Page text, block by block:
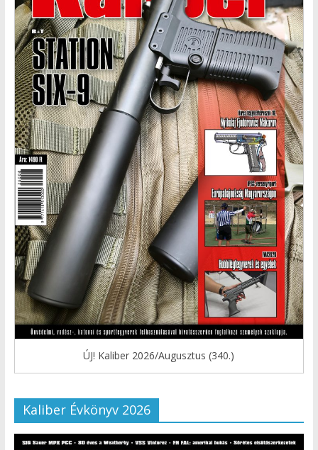
ÚJ! Kaliber 2026/Augusztus (340.)
Kaliber Évkönyv 2026